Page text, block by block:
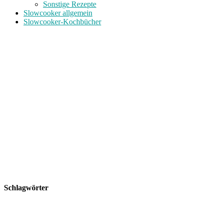
Sonstige Rezepte
Slowcooker allgemein
Slowcooker-Kochbücher
Schlagwörter